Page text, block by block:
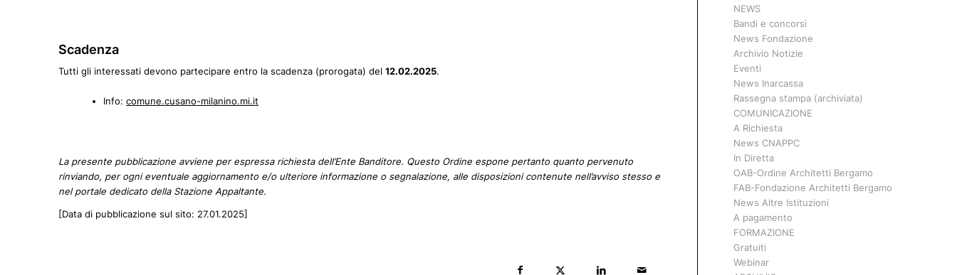
Scadenza
Tutti gli interessati devono partecipare entro la scadenza (prorogata) del 12.02.2025.
Info: comune.cusano-milanino.mi.it
La presente pubblicazione avviene per espressa richiesta dell’Ente Banditore. Questo Ordine espone pertanto quanto pervenuto
rinviando, per ogni eventuale aggiornamento e/o ulteriore informazione o segnalazione, alle disposizioni contenute nell’avviso stesso e
nel portale dedicato della Stazione Appaltante.
[Data di pubblicazione sul sito: 27.01.2025]
NEWS
Bandi e concorsi
News Fondazione
Archivio Notizie
Eventi
News Inarcassa
Rassegna stampa (archiviata)
COMUNICAZIONE
A Richiesta
News CNAPPC
In Diretta
OAB-Ordine Architetti Bergamo
FAB-Fondazione Architetti Bergamo
News Altre Istituzioni
A pagamento
FORMAZIONE
Gratuiti
Webinar